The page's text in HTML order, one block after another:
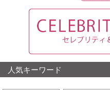
人気キーワード